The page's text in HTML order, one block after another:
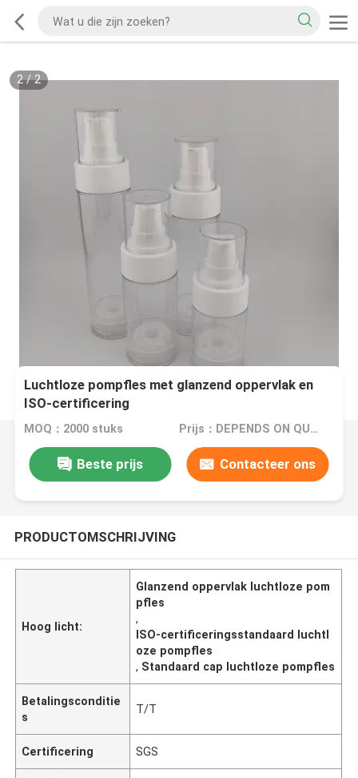
2/2
Luchtloze pompfles met glanzend oppervlak en
ISO-certificering
MOQ：2000 stuks Prijs：DEPENDS ON QUANTITY
Beste prijs Contacteer ons
PRODUCTOMSCHRIJVING
Hoog licht:
Glanzend oppervlak luchtloze pom
pfles
,
ISO-certificeringsstandaard luchtl
oze pompfles
, Standaard cap luchtloze pompfles
Betalingsconditie
s
T/T
Certificering SGS